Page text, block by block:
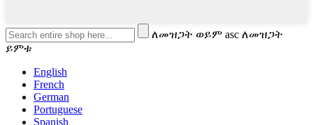
ለመዝጋት ወይም asc ለመዝጋት
ይምቱ
English
French
German
Portuguese
Spanish